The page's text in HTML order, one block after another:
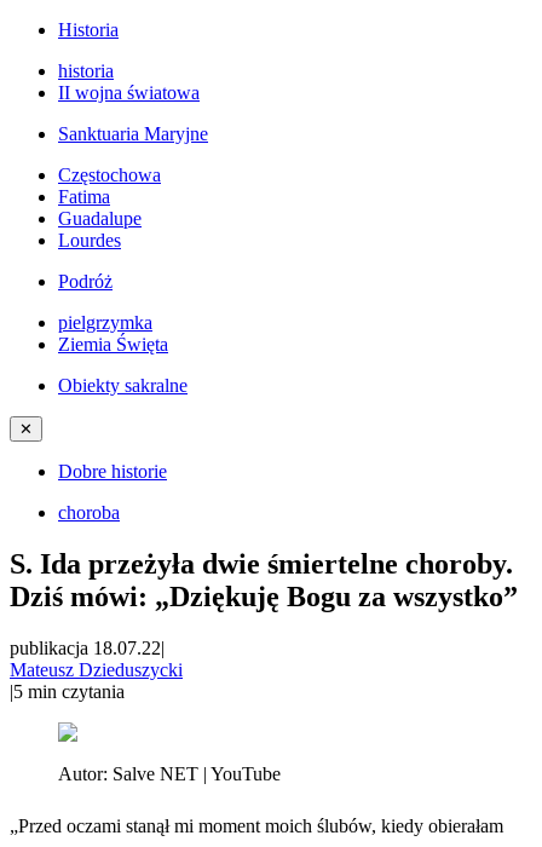
Historia
historia
II wojna światowa
Sanktuaria Maryjne
Częstochowa
Fatima
Guadalupe
Lourdes
Podróż
pielgrzymka
Ziemia Święta
Obiekty sakralne
✕
Dobre historie
choroba
S. Ida przeżyła dwie śmiertelne choroby.
Dziś mówi: „Dziękuję Bogu za wszystko”
publikacja 18.07.22|
Mateusz Dzieduszycki
|5 min czytania
Autor: Salve NET | YouTube
„Przed oczami stanął mi moment moich ślubów, kiedy obierałam